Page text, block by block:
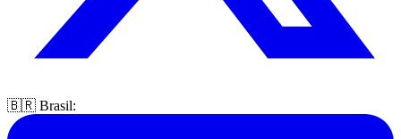
🇧🇷 Brasil: